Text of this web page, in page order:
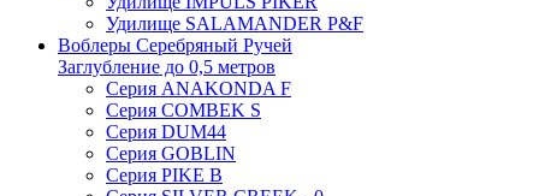
Удилище SALAMANDER P&F
Воблеры Серебряный Ручей
Заглубление до 0,5 метров
Серия ANAKONDA F
Серия COMBEK S
Серия DUM44
Серия GOBLIN
Серия PIKE B